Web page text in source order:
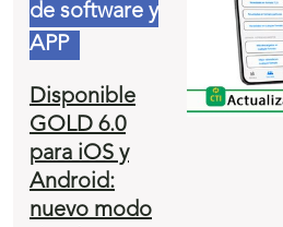
de software y
APP
Disponible
GOLD 6.0
para iOS y
Android:
nuevo modo